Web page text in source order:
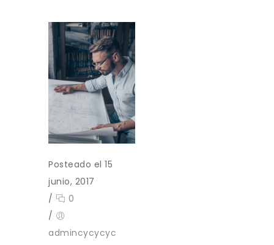
Posteado el 15
junio, 2017
/
0
/
admincycycyc